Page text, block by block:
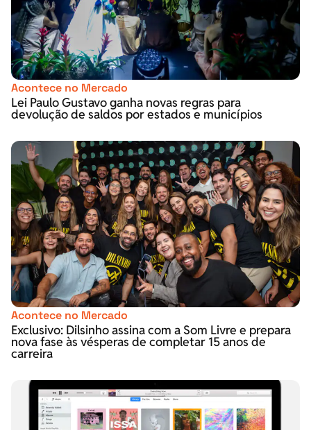
Acontece no Mercado
Lei Paulo Gustavo ganha novas regras para
devolução de saldos por estados e municípios
Acontece no Mercado
Exclusivo: Dilsinho assina com a Som Livre e prepara
nova fase às vésperas de completar 15 anos de
carreira